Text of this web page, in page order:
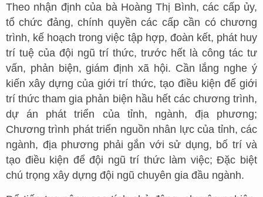
Theo nhận định của bà Hoàng Thị Bình, các cấp ủy,
tổ chức đảng, chính quyền các cấp cần có chương
trình, kế hoạch trong việc tập hợp, đoàn kết, phát huy
trí tuệ của đội ngũ trí thức, trước hết là công tác tư
vấn, phản biện, giám định xã hội. Cần lắng nghe ý
kiến xây dựng của giới trí thức, tạo điều kiện để giới
trí thức tham gia phản biện hầu hết các chương trình,
dự án phát triển của tỉnh, ngành, địa phương;
Chương trình phát triển nguồn nhân lực của tỉnh, các
ngành, địa phương phải gắn với sử dụng, bố trí và
tạo điều kiện để đội ngũ trí thức làm việc; Đặc biệt
chú trọng xây dựng đội ngũ chuyên gia đầu ngành.